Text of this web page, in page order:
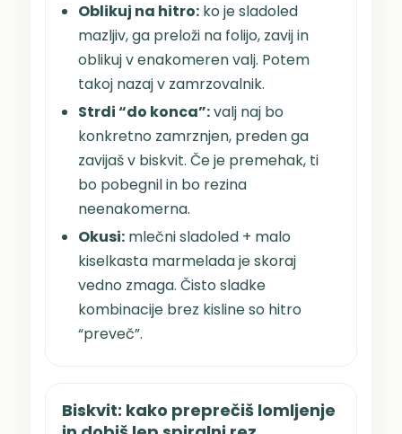
Oblikuj na hitro: ko je sladoled
mazljiv, ga preloži na folijo, zavij in
oblikuj v enakomeren valj. Potem
takoj nazaj v zamrzovalnik.
Strdi “do konca”:valj naj bo
konkretno zamrznjen, preden ga
zavijaš v biskvit. Če je premehak, ti
bo pobegnil in bo rezina
neenakomerna.
Okusi: mlečni sladoled + malo
kiselkasta marmelada je skoraj
vedno zmaga. Čisto sladke
kombinacije brez kisline so hitro
“preveč”.
Biskvit: kako preprečiš lomljenje